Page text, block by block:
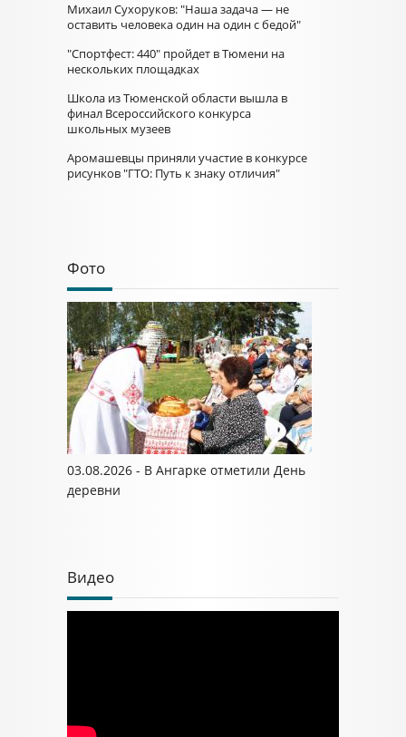
Михаил Сухоруков: "Наша задача — не
оставить человека один на один с бедой"
"Спортфест: 440" пройдет в Тюмени на
нескольких площадках
Школа из Тюменской области вышла в
финал Всероссийского конкурса
школьных музеев
Аромашевцы приняли участие в конкурсе
рисунков "ГТО: Путь к знаку отличия"
Фото
03.08.2026 - В Ангарке отметили День
деревни
Видео